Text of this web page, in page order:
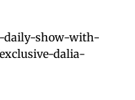
daily-show-with-
dalia-